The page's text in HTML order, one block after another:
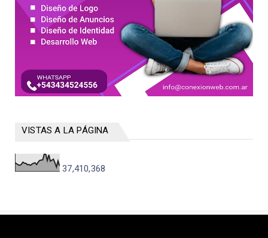
VISTAS A LA PÁGINA
37,410,368